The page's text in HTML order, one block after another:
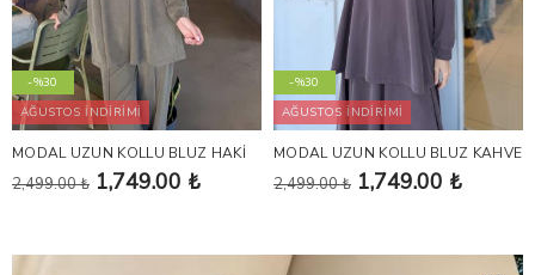
-%30
AĞUSTOS İNDİRİMİ
MODAL UZUN KOLLU BLUZ HAKİ
2,499.00 ₺ 1,749.00 ₺
-%30
AĞUSTOS İNDİRİMİ
MODAL UZUN KOLLU BLUZ KAHVE
2,499.00 ₺ 1,749.00 ₺